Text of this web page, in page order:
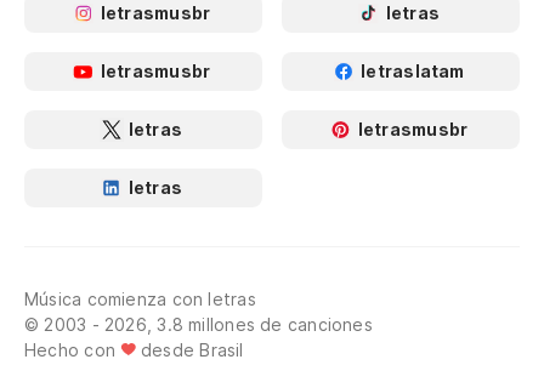
letrasmusbr letras
letrasmusbr letraslatam
letras letrasmusbr
letras
Música comienza con letras
© 2003 - 2026, 3.8 millones de canciones
Hecho con
desde Brasil